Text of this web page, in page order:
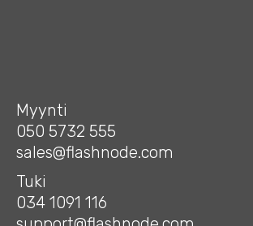
Myynti
050 5732 555
sales@flashnode.com
Tuki
034 1091 116